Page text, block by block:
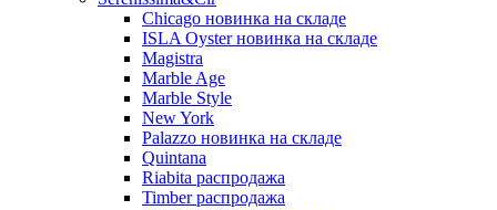
Chicago новинка на складе
ISLA Oyster новинка на складе
Magistra
Marble Age
Marble Style
New York
Palazzo новинка на складе
Quintana
Riabita распродажа
Timber распродажа